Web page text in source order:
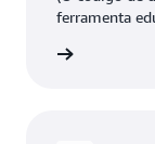
ferramenta